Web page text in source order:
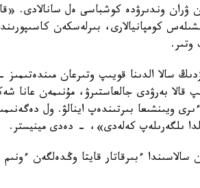
ۋران وندىرۋدە كوشباسى ەل سانالادى.
كومپانيالارى، بىرلەسكەن
سالا الدىنا قويىپ وتىرعان مىندەتىمىز -
بەرۋدى جالعاستىرۋ، مۇنىمەن عانا
ويىنشىعا بىرتىندەپ اينالۋ. ول
ىلگەرىلەپ كەلەدى»، - دەدى مينيستر.
سالاسىندا ءبىرقاتار قايتا وڭدەلگەن